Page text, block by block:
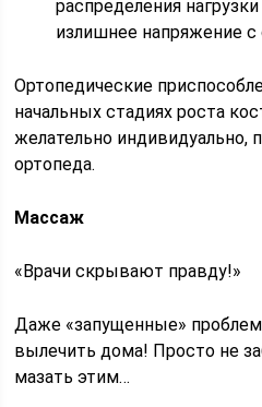
распределения
излишнее напряжение с
Ортопедические
начальных стадиях роста
желательно индивидуально,
ортопеда.
Массаж
«Врачи скрывают правду!»
Даже «запущенные»
вылечить дома! Просто не
мазать этим…